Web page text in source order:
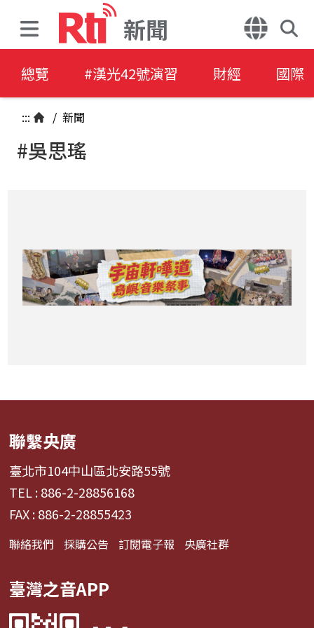
新聞
總覽 #漢光42號演習 財經 國際
::: / 新聞
#吳思瑤
聯繫央廣
臺北市104中山區北安路55號
TEL : 886-2-28856168
FAX : 886-2-28855423
聯絡我們 採購公告 訂閱電子報 央廣社群
臺灣之音APP